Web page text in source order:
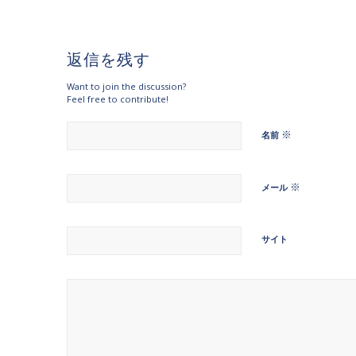
返信を残す
Want to join the discussion?
Feel free to contribute!
名前 ※
メール ※
サイト